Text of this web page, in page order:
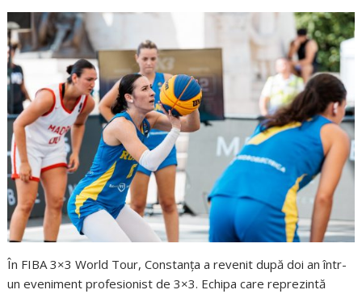
În FIBA 3×3 World Tour, Constanța a revenit după doi an într-
un eveniment profesionist de 3×3. Echipa care reprezintă